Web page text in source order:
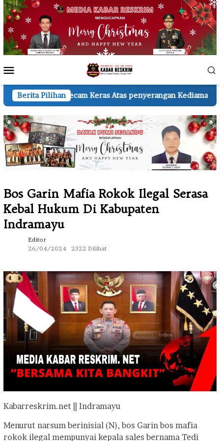
Loncat
ke
konten
Mobile
Berita Pilihan
Keras Atas penyerangan Kediaman Wartawan A.H.
Bos Garin Mafia Rokok Ilegal Serasa
Kebal Hukum Di Kabupaten
Indramayu
Editor
26/04/2024
2322 Dilihat
Kabarreskrim.net || Indramayu
Menurut narsum berinisial (N), bos Garin bos mafia
rokok ilegal mempunyai kepala sales bernama Tedi